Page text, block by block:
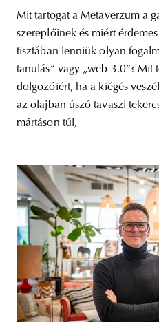
Mit tartogat a Metaverzum a
szereplőinek és miért
tisztában lenniük olyan
tanulás” vagy „web 3.0”? Mit
dolgozóiért, ha a kiégés
az olajban úszó tavaszi
mártáson túl,